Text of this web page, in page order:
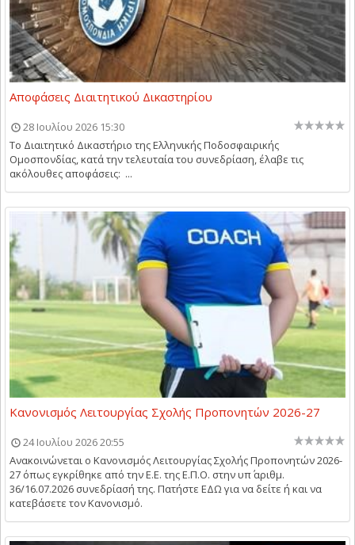
Αποφάσεις Διαιτητικού Δικαστηρίου
28 Ιουλίου 2026 15:30
Το Διαιτητικό Δικαστήριο της Ελληνικής Ποδοσφαιρικής
Ομοσπονδίας, κατά την τελευταία του συνεδρίαση, έλαβε τις
ακόλουθες αποφάσεις: ...
Κανονισμός Λειτουργίας Σχολής Προπονητών 2026-27
24 Ιουλίου 2026 20:55
Ανακοινώνεται ο Κανονισμός Λειτουργίας Σχολής Προπονητών 2026-
27 όπως εγκρίθηκε από την Ε.Ε. της Ε.Π.Ο. στην υπ΄ αριθμ.
36/16.07.2026 συνεδρίασή της. Πατήστε ΕΔΩ για να δείτε ή και να
κατεβάσετε τον Κανονισμό.